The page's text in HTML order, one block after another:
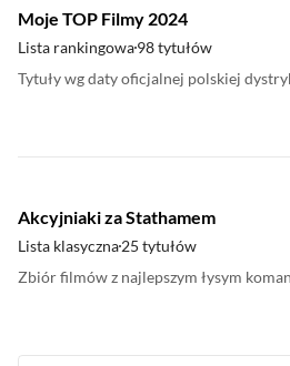
Moje TOP Filmy 2024
Lista rankingowa98 tytułów
Tytuły wg daty oficjalnej polskiej
Akcyjniaki za Stathamem
Lista klasyczna25 tytułów
Zbiór filmów z najlepszym łysym